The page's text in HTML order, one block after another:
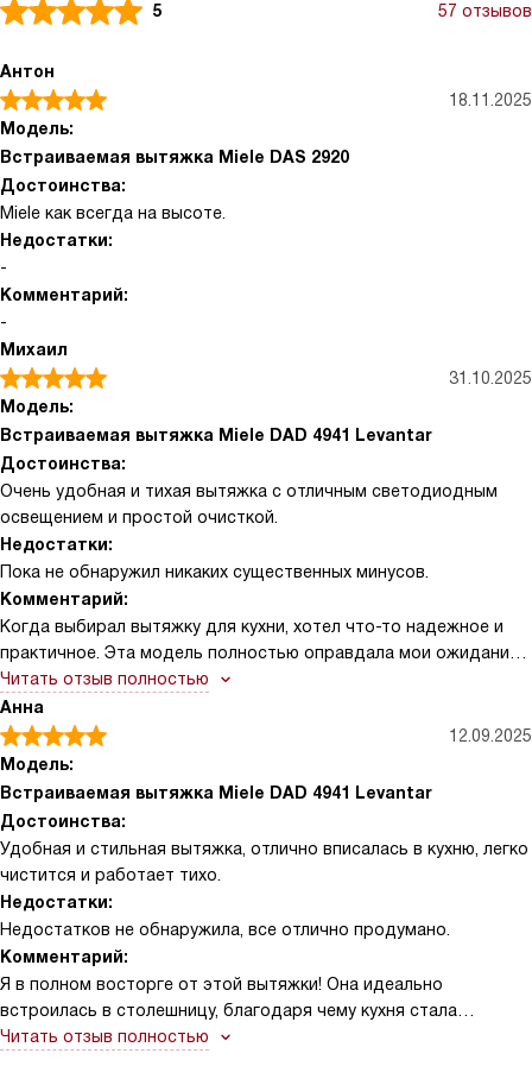
5 57 отзывов
Антон
18.11.2025
Модель:
Встраиваемая вытяжка Miele DAS 2920
Достоинства:
Miele как всегда на высоте.
Недостатки:
-
Комментарий:
-
Михаил
31.10.2025
Модель:
Встраиваемая вытяжка Miele DAD 4941 Levantar
Достоинства:
Очень удобная и тихая вытяжка с отличным светодиодным
освещением и простой очисткой.
Недостатки:
Пока не обнаружил никаких существенных минусов.
Комментарий:
Когда выбирал вытяжку для кухни, хотел что-то надежное и
практичное. Эта модель полностью оправдала мои ожидания!
Особенно понравился режим рециркуляции — он отлично
справляется с запахами, даже если нет возможности вывести
воздух наружу. Удобные сенсорные кнопки с подсветкой
делают управление простым и приятным, даже когда руки
заняты или слегка влажные. Внутренняя часть с покрытием
задерживаются, и чистить вытяжку стало намного легче! Еще
один плюс — наличие программируемого переключателя
интенсивной ступени. Когда готовлю что-то требующее
сильного отвода, просто активирую этот режим, и вытяжка
работает на максимуме, быстро убирая запахи и пар. При этом
шум не раздражает, что для меня важно, поскольку часто
готовлю вечером и не хочу мешать отдыху семьи. Фильтры из
нержавеющей стали — находка! Их можно мыть в
посудомойке, что экономит время и силы. Индикатор
Читать отзыв полностью
Анна
12.09.2025
Модель:
Встраиваемая вытяжка Miele DAD 4941 Levantar
Достоинства:
Удобная и стильная вытяжка, отлично вписалась в кухню, легко
чистится и работает тихо.
Недостатки:
Недостатков не обнаружила, все отлично продумано.
Комментарий:
Я в полном восторге от этой вытяжки! Она идеально
встроилась в столешницу, благодаря чему кухня стала
выглядеть аккуратно и современно. Особенно понравилось
Читать отзыв полностью